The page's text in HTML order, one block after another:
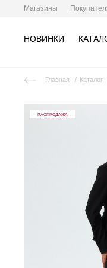
Магазины
НОВИНКИ
Главная Каталог
РАСПРОДАЖА